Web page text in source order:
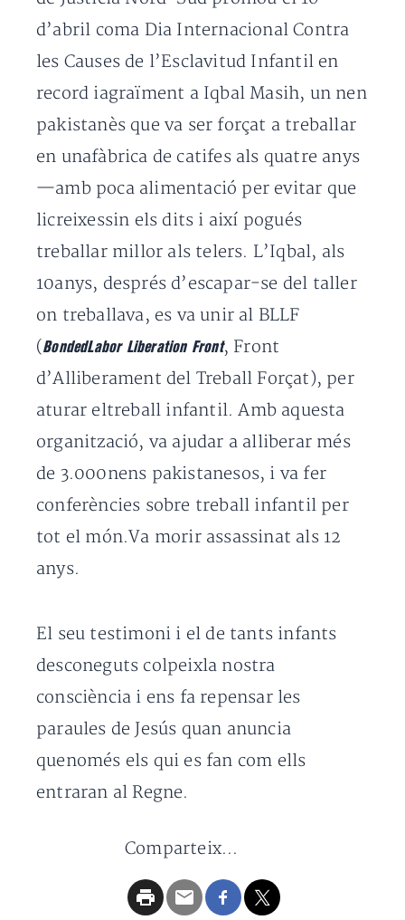
d’abril coma Dia Internacional Contra
les Causes de l’Esclavitud Infantil en
record iagraïment a Iqbal Masih, un nen
pakistanès que va ser forçat a treballar
en unafàbrica de catifes als quatre anys
—amb poca alimentació per evitar que
licreixessin els dits i així pogués
treballar millor als telers. L’Iqbal, als
10anys, després d’escapar-se del taller
on treballava, es va unir al BLLF
( BondedLabor Liberation Front, Front
d’Alliberament del Treball Forçat), per
aturar eltreball infantil. Amb aquesta
organització, va ajudar a alliberar més
de 3.000nens pakistanesos, i va fer
conferències sobre treball infantil per
tot el món.Va morir assassinat als 12
anys.
El seu testimoni i el de tants infants
desconeguts colpeixla nostra
consciència i ens fa repensar les
paraules de Jesús quan anuncia
quenomés els qui es fan com ells
entraran al Regne.
Comparteix...